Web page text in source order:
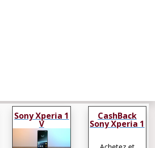
Sony Xperia 1
V
CashBack
Sony Xperia 1
V